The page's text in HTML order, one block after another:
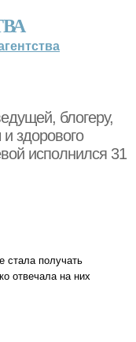
блогеру,
здорового
исполнился 31
стала получать
отвечала на них